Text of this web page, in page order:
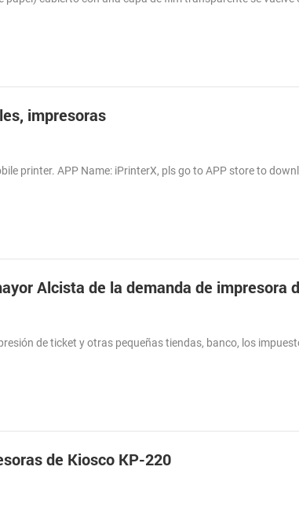
impresoras
printer. APP Name: iPrinterX, pls go to APP store to
Alcista de la demanda de impresora
de ticket y otras pequeñas tiendas, banco, los
de Kiosco KP-220